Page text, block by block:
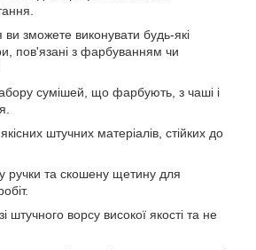
зможете виконувати будь-які
пов'язані з фарбуванням чи
сумішей, що фарбують, з чаші і
штучних матеріалів, стійких до
ручки та скошену щетину для
штучного ворсу високої якості та не